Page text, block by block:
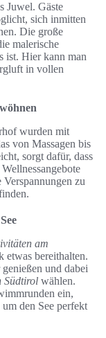
Juwel. Gäste
sich inmitten
Die große
malerische
ist. Hier kann man
in vollen
wurden mit
von Massagen bis
sorgt dafür, dass
zu
am
etwas bereithalten.
und dabei
Südtirol wählen.
ein,
den See perfekt